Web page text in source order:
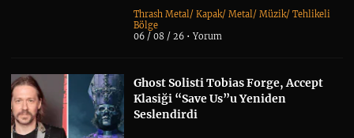
Thrash Metal /Kapak/Metal /Müzik/Tehlikeli
Bölge
06 / 08 / 26 •Yorum
Ghost Solisti Tobias Forge, Accept
Klasiği “Save Us”u Yeniden
Seslendirdi